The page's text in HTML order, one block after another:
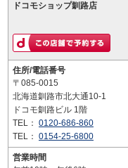
ドコモショップ釧路店
住所/電話番号
〒085-0015
北海道釧路市北大通10-1
ドコモ釧路ビル 1階
TEL： 0120-686-860
TEL： 0154-25-6800
営業時間